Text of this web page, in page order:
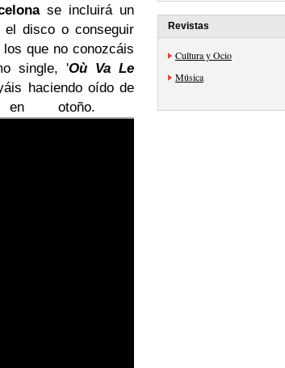
se incluirá un
disco o conseguir
que no conozcáis
single, 'Où Va Le
haciendo oído de
en otoño.
Revistas
Cultura y Ocio
Música